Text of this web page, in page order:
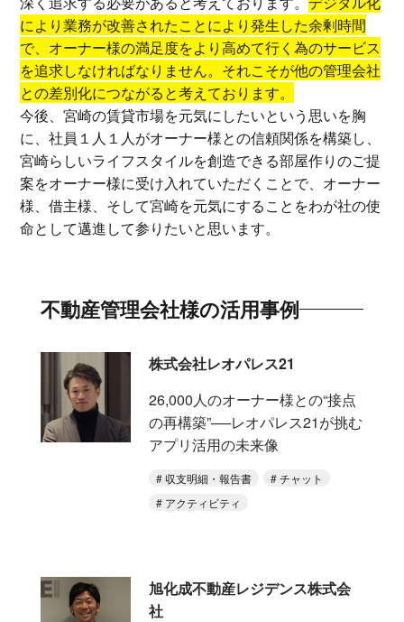
により業務が改善されたことにより発生した余剰時間
で、オーナー様の満足度をより高めて行く為のサービス
を追求しなければなりません。それこそが他の管理会社
との差別化につながると考えております。
今後、宮崎の賃貸市場を元気にしたいという思いを胸
に、社員１人１人がオーナー様との信頼関係を構築し、
宮崎らしいライフスタイルを創造できる部屋作りのご提
案をオーナー様に受け入れていただくことで、オーナー
様、借主様、そして宮崎を元気にすることをわが社の使
命として邁進して参りたいと思います。
不動産管理会社様の活用事例
株式会社レオパレス21
26,000人のオーナー様との“接点
の再構築”──レオパレス21が挑む
アプリ活用の未来像
収支明細・報告書
チャット
アクティビティ
旭化成不動産レジデンス株式会
社